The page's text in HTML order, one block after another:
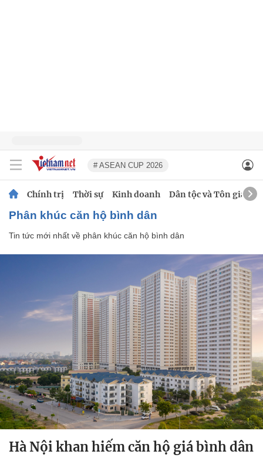
# ASEAN CUP 2026
Chính trị Thời sự Kinh doanh Dân tộc và Tôn giáo
phân khúc căn hộ bình dân
Tin tức mới nhất về phân khúc căn hộ bình dân
Hà Nội khan hiếm căn hộ giá bình dân